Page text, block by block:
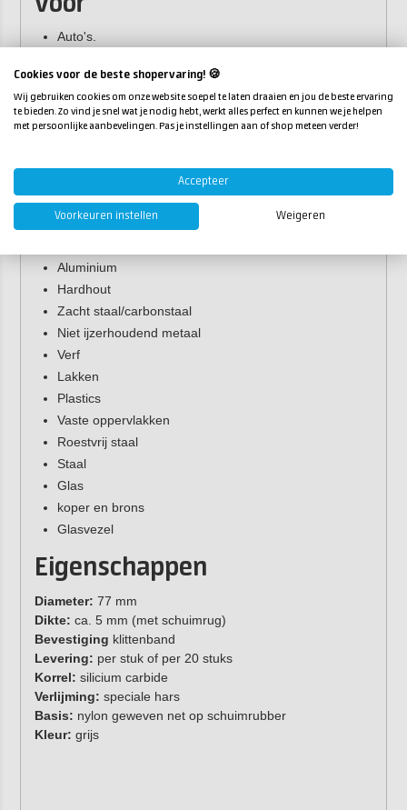
Auto's.
Houtverwerking.
Metaal verwerken.
Composiet verwerken.
Voertuigen.
Geschikte materialen voor
Mirka Abralon
Aluminium
Hardhout
Zacht staal/carbonstaal
Niet ijzerhoudend metaal
Verf
Lakken
Plastics
Vaste oppervlakken
Roestvrij staal
Staal
Glas
koper en brons
Glasvezel
Eigenschappen
Diameter: 77 mm
Dikte: ca. 5 mm (met schuimrug)
Bevestiging klittenband
Levering: per stuk of per 20 stuks
Korrel: silicium carbide
Verlijming: speciale hars
Basis: nylon geweven net op schuimrubber
Kleur: grijs
Cookies voor de beste shopervaring! 🍪
Wij gebruiken cookies om onze website soepel te laten draaien en jou de beste ervaring
te bieden. Zo vind je snel wat je nodig hebt, werkt alles perfect en kunnen we je helpen
met persoonlijke aanbevelingen. Pas je instellingen aan of shop meteen verder!
Accepteer
Voorkeuren instellen Weigeren